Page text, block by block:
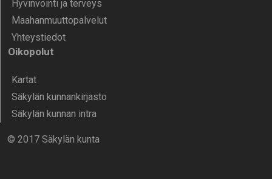
Hyvinvointi ja terveys
Maahanmuuttopalvelut
Yhteystiedot
Oikopolut
Kartat
Säkylän kunnankirjasto
Säkylän kunnan intra
© 2017 Säkylän kunta